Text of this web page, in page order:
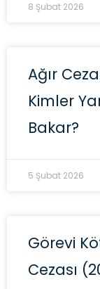
8 Şubat 2026
Ağır
Kimler
Bakar?
5 Şubat 2026
Görevi
Cezası